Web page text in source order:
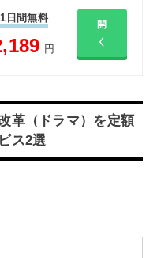
日間無料
円
開
く
革（ドラマ）を定額
ス2選